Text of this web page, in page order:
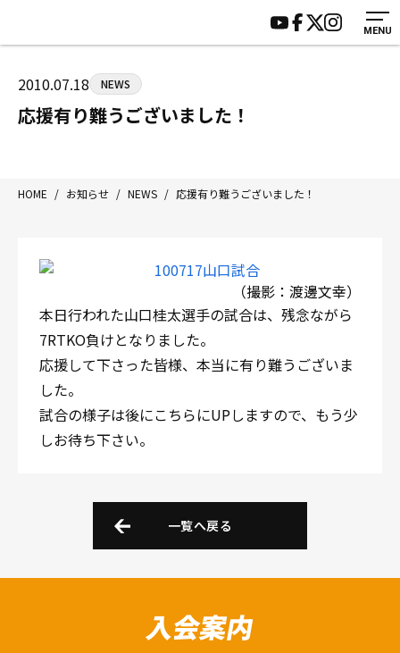
MENU
八王子中屋ボクシングジム
〒192-0072 東京都八王子市南町3-8 第2原嶋ビル1F
Tel/Fax：042-622-7222
営業時間：月〜土 14:00〜22:00 / 日・祝 14:00〜19:00
HOME
ジムについて
トレーニング
入会案内
施設紹介
会員様の声
サポーター募集
2010.07.18 NEWS
応援有り難うございました！
HOME / お知らせ / NEWS / 応援有り難うございました！
（撮影：渡邊文幸）
本日行われた山口桂太選手の試合は、残念ながら
7RTKO負けとなりました。
応援して下さった皆様、本当に有り難うございま
した。
試合の様子は後にこちらにUPしますので、もう少
しお待ち下さい。
一覧へ戻る
入会案内